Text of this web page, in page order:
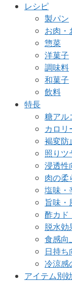
レシピ
製パン
お肉・
惣菜
洋菓子
調味料
和菓子
飲料
特長
糖アル
カロ
褐変防
照りツ
浸透性
肉の柔
塩味・
旨味・
酢カド
脱水効
食感向
日持ち
冷涼感
アイテム別